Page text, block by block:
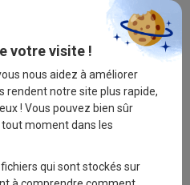
votre visite !
nous aidez à améliorer
rendent notre site plus rapide,
! Vous pouvez bien sûr
moment dans les
qui sont stockés sur
est notre première priorité.
doit être réfléchi, voulu et vécu
nous efforçons de promouvoir
cette conception du
l’établissement (et vous en
dans cette culture de